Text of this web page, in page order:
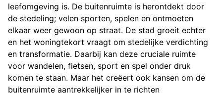
leefomgeving is. De buitenruimte is herontdekt door
de stedeling; velen sporten, spelen en ontmoeten
elkaar weer gewoon op straat. De stad groeit echter
en het woningtekort vraagt om stedelijke verdichting
en transformatie. Daarbij kan deze cruciale ruimte
voor wandelen, fietsen, sport en spel onder druk
komen te staan. Maar het creëert ook kansen om de
buitenruimte aantrekkelijker in te richten